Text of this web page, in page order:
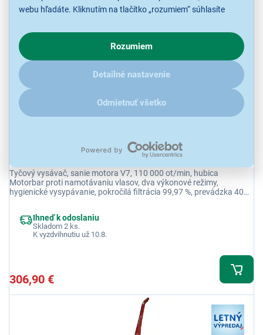
webu hľadáte. Kliknutím na tlačítko „rozumiem“ súhlasíte
o chovaní na webe pre zobrazovaní cielených reklám.
V prípade že vás zaujímajú detaily, ako u nás s cookies a
ďalšími údaji pracujeme, kliknitesem.
Rozumiem
Detailné nastavenie
Odmietnuť všetko
408,90 €
Tyčový vysávač, sanie motora V7, 110 000 ot/min, hubica
Motorbar proti namotávaniu vlasov, dva výkonové režimy,
hygienické vysypávanie, pokročilá filtrácia 99,97 %, prevádzka 40
Ihneď k odoslaniu
Skladom 2 ks.
K vyzdvihnutiu už 10.8.
306,90 €